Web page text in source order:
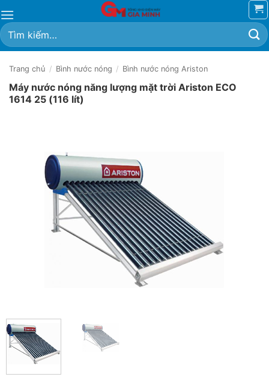
qua
nội
dung
Tìm
kiếm:
Trang chủ / Bình nước nóng / Bình nước nóng Ariston
Máy nước nóng năng lượng mặt trời Ariston ECO
1614 25 (116 lít)